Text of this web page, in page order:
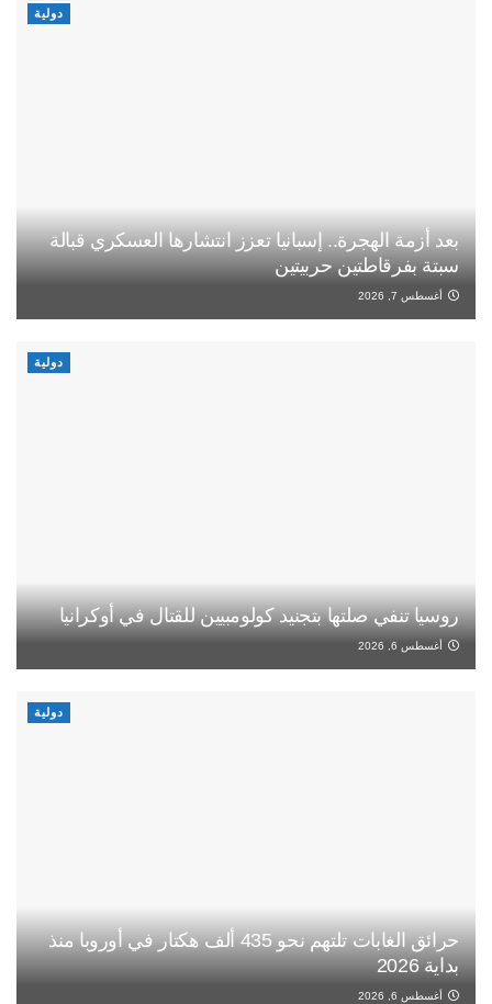
دولية
بعد أزمة الهجرة.. إسبانيا تعزز انتشارها العسكري قبالة
سبتة بفرقاطتين حربيتين
أغسطس 7, 2026
دولية
روسيا تنفي صلتها بتجنيد كولومبيين للقتال في أوكرانيا
أغسطس 6, 2026
دولية
حرائق الغابات تلتهم نحو 435 ألف هكتار في أوروبا منذ
بداية 2026
أغسطس 6, 2026